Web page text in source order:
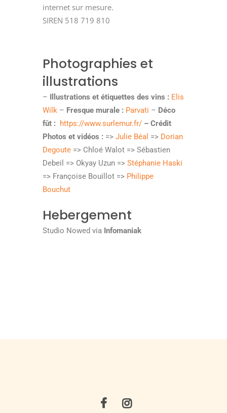
internet sur mesure.
SIREN 518 719 810
Photographies et
illustrations
– Illustrations et étiquettes des vins : Elis
Wilk – Fresque murale : Parvati – Déco
fût :
https://www.surlemur.fr/ – Crédit
Photos et vidéos : => Julie Béal => Dorian
Degoute => Chloé Walot => Sébastien
Debeil => Okyay Uzun => Stéphanie Haski
=> Françoise Bouillot => Philippe
Bouchut
Hebergement
Studio Nowed via Infomaniak